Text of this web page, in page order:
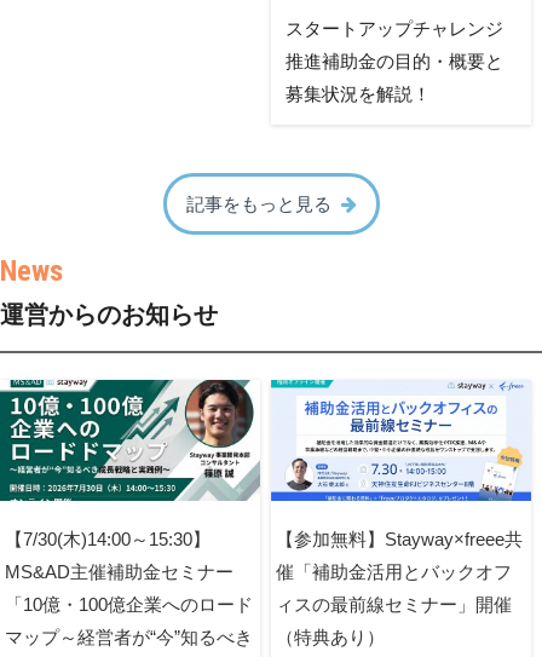
スタートアップチャレンジ
推進補助金の目的・概要と
募集状況を解説！
記事をもっと見る
運営からのお知らせ
【7/30(木)14:00～15:30】
MS&AD主催補助金セミナー
「10億・100億企業へのロード
マップ～経営者が“今”知るべき
【参加無料】Stayway×freee共
催「補助金活用とバックオフ
ィスの最前線セミナー」開催
（特典あり）